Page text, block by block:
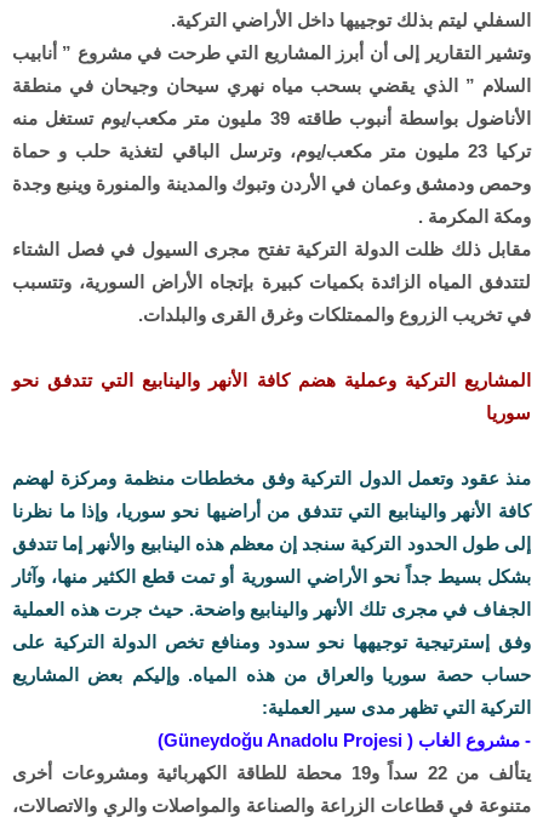
السفلي ليتم بذلك توجييها داخل الأراضي التركية.
وتشير التقارير إلى أن أبرز المشاريع التي طرحت في مشروع ” أنابيب
السلام ” الذي يقضي بسحب مياه نهري سيحان وجيحان في منطقة
الأناضول بواسطة أنبوب طاقته 39 مليون متر مكعب/يوم تستغل منه
تركيا 23 مليون متر مكعب/يوم، وترسل الباقي لتغذية حلب و حماة
وحمص ودمشق وعمان في الأردن وتبوك والمدينة والمنورة وينبع وجدة
ومكة المكرمة .
مقابل ذلك ظلت الدولة التركية تفتح مجرى السيول في فصل الشتاء
لتتدفق المياه الزائدة بكميات كبيرة بإتجاه الأراض السورية، وتتسبب
في تخريب الزروع والممتلكات وغرق القرى والبلدات.
المشاريع التركية وعملية هضم كافة الأنهر والينابيع التي تتدفق نحو
سوريا
منذ عقود وتعمل الدول التركية وفق مخططات منظمة ومركزة لهضم
كافة الأنهر والينابيع التي تتدفق من أراضيها نحو سوريا، وإذا ما نظرنا
إلى طول الحدود التركية سنجد إن معظم هذه الينابيع والأنهر إما تتدفق
بشكل بسيط جداً نحو الأراضي السورية أو تمت قطع الكثير منها، وآثار
الجفاف في مجرى تلك الأنهر والينابيع واضحة. حيث جرت هذه العملية
وفق إسترتيجية توجيهها نحو سدود ومنافع تخص الدولة التركية على
حساب حصة سوريا والعراق من هذه المياه. وإليكم بعض المشاريع
التركية التي تظهر مدى سير العملية:
- مشروع الغاب ( Güneydoğu Anadolu Projesi)
يتألف من 22 سداً و19 محطة للطاقة الكهربائية ومشروعات أخرى
متنوعة في قطاعات الزراعة والصناعة والمواصلات والري والاتصالات،